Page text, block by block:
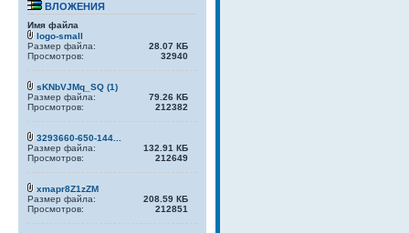
ВЛОЖЕНИЯ
Имя файла
logo-small
Размер файла:
28.07 КБ
Просмотров:
32940
sKNbVJMq_SQ (1)
Размер файла:
79.26 КБ
Просмотров:
212382
3293660-650-144...
Размер файла:
132.91 КБ
Просмотров:
212649
xmapr8Z1zZM
Размер файла:
208.59 КБ
Просмотров:
212851